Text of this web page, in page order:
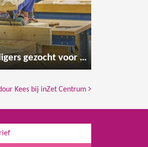
Vrijwilligers gezocht voor de houtwerkplaats
Kees bij inZet Centrum